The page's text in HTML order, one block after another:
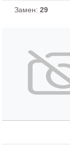
Замен: 29